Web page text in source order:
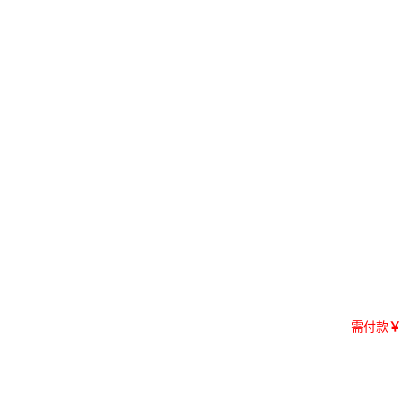
需付款￥